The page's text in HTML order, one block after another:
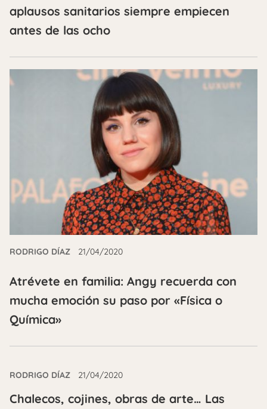
aplausos sanitarios siempre empiecen
antes de las ocho
RODRIGO DÍAZ 21/04/2020
Atrévete en familia: Angy recuerda con
mucha emoción su paso por «Física o
Química»
RODRIGO DÍAZ 21/04/2020
Chalecos, cojines, obras de arte… Las